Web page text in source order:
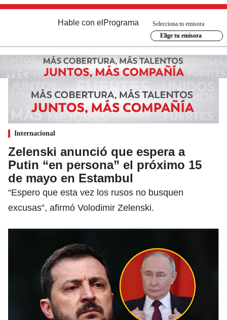
Hable con el Programa
Selecciona tu emisora
Elige tu emisora
Internacional
Zelenski anunció que espera a
Putin “en persona” el próximo 15
de mayo en Estambul
“Espero que esta vez los rusos no busquen
excusas”, afirmó Volodimir Zelenski.